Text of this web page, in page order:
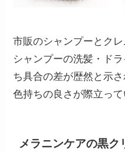
市販のシャンプーとク
シャンプーの洗髪・ド
ち具合の差が歴然と示
色持ちの良さが際立って
メラニンケアの黒ク